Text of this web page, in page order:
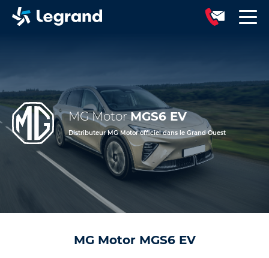
MG MotorMGS6 EV
Distributeur MG Motor officiel dans le Grand Ouest
MG Motor MGS6 EV